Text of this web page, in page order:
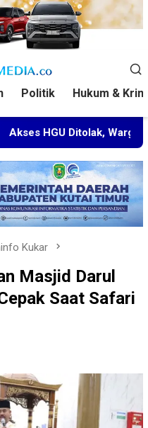
Politik Hukum &
Warga Rantau
Kukar
Masjid Darul
Saat Safari